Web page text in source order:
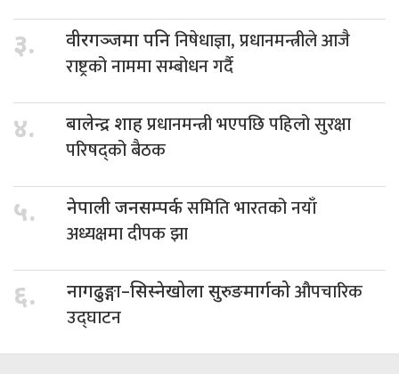
३. वीरगञ्जमा पनिनिषेधाज्ञा, प्रधानमन्त्रीले आजै
राष्ट्रको नाममा सम्बोधन गर्दै
४. बालेन्द्र शाहप्रधानमन्त्री भएपछि पहिलो सुरक्षा
परिषद्को बैठक
५. नेपाली जनसम्पर्कसमिति भारतको नयाँ
अध्यक्षमा दीपक झा
६. नागढुङ्गा–सिस्नेखोला सुरुङमार्गकोऔपचारिक
उद्घाटन